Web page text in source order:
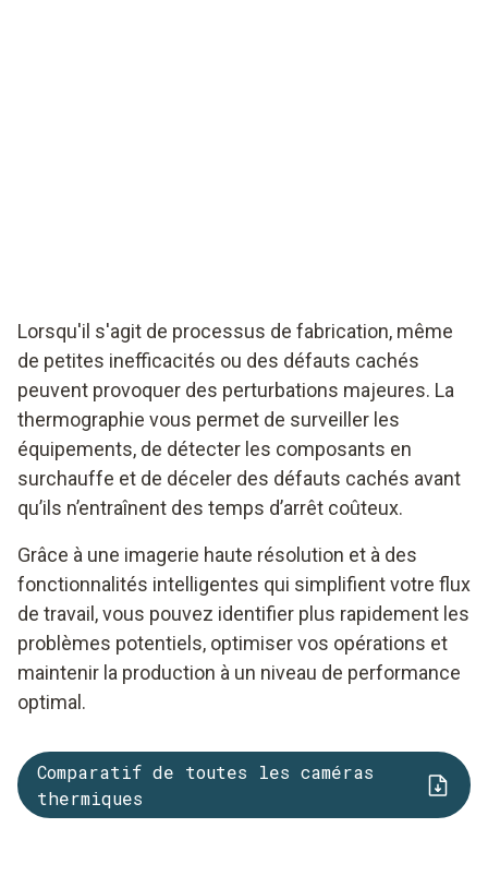
Lorsqu'il s'agit de processus de fabrication, même
de petites inefficacités ou des défauts cachés
peuvent provoquer des perturbations majeures. La
thermographie vous permet de surveiller les
équipements, de détecter les composants en
surchauffe et de déceler des défauts cachés avant
qu’ils n’entraînent des temps d’arrêt coûteux.
Grâce à une imagerie haute résolution et à des
fonctionnalités intelligentes qui simplifient votre flux
de travail, vous pouvez identifier plus rapidement les
problèmes potentiels, optimiser vos opérations et
maintenir la production à un niveau de performance
optimal.
Comparatif de toutes les caméras
thermiques